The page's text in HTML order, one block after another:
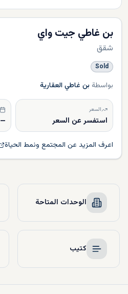
بن غاطي جيت واي
شقق
Sold
بواسطة بن غاطي العقارية
السعر
استفسر عن السعر —
اعرف المزيد عن المجتمع ونمط الحياة
الوحدات المتاحة
كتيب